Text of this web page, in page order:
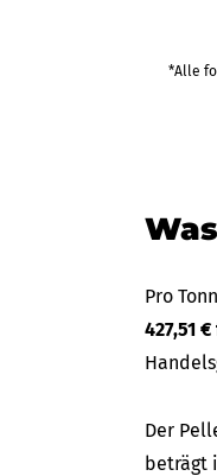
*Alle
Pro
427,51
Der
beträgt